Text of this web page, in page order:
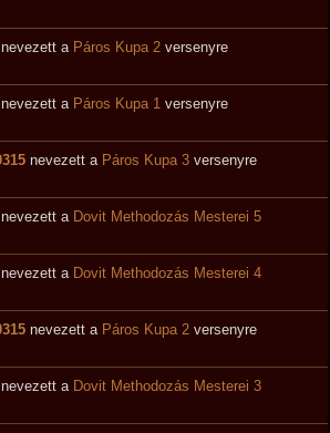
nevezett a Páros Kupa 2 versenyre
nevezett a Páros Kupa 1 versenyre
nevezett a Páros Kupa 3 versenyre
nevezett a Dovit Methodozás Mesterei 5
nevezett a Dovit Methodozás Mesterei 4
nevezett a Páros Kupa 2 versenyre
nevezett a Dovit Methodozás Mesterei 3